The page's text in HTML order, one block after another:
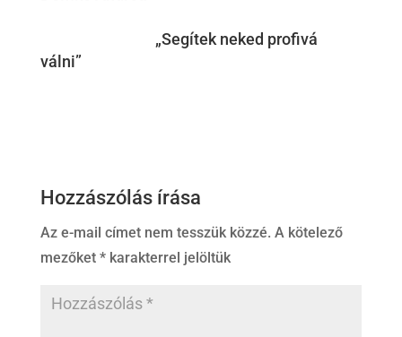
„Segítek neked profivá
válni”
Hozzászólás írása
Az e-mail címet nem tesszük közzé. A kötelező
mezőket *karakterrel jelöltük